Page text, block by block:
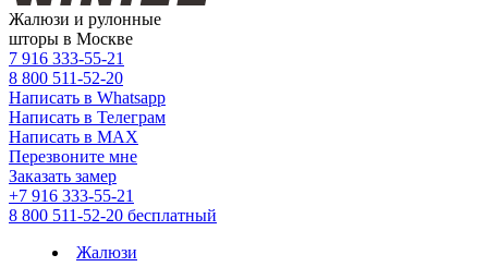
Жалюзи и рулонные
шторы в Москве
7 916 333-55-21
8 800 511-52-20
Написать в Whatsapp
Написать в Телеграм
Написать в MAX
Перезвоните мне
Заказать замер
+7 916 333-55-21
8 800 511-52-20 бесплатный
Жалюзи